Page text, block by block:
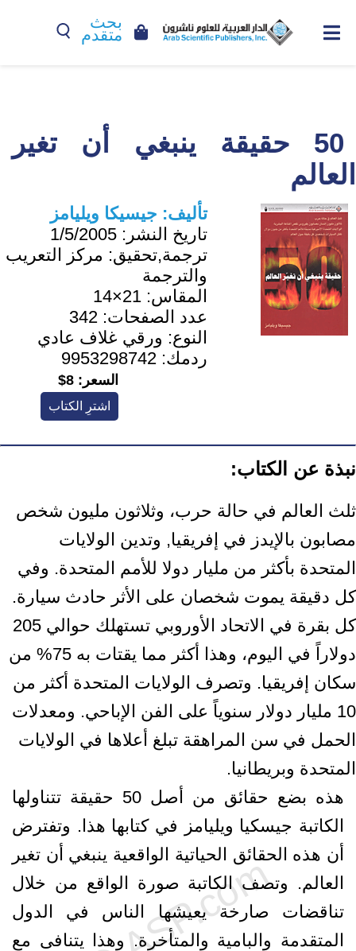
بحث
متقدم
50 حقيقة ينبغي أن تغير
العالم
تأليف: جيسيكا ويليامز
تاريخ النشر: 1/5/2005
ترجمة,تحقيق: مركز التعريب
والترجمة
المقاس: 21×14
عدد الصفحات: 342
النوع: ورقي غلاف عادي
ردمك: 9953298742
السعر: 8$
اشترِ الكتاب
نبذة عن الكتاب:
ثلث العالم في حالة حرب، وثلاثون مليون شخص
مصابون بالإيدز في إفريقيا, وتدين الولايات
المتحدة بأكثر من مليار دولا للأمم المتحدة. وفي
كل دقيقة يموت شخصان على الأثر حادث سيارة.
كل بقرة في الاتحاد الأوروبي تستهلك حوالي 205
دولاراً في اليوم، وهذا أكثر مما يقتات به 75% من
سكان إفريقيا. وتصرف الولايات المتحدة أكثر من
10 مليار دولار سنوياً على الفن الإباحي. ومعدلات
الحمل في سن المراهقة تبلغ أعلاها في الولايات
المتحدة وبريطانيا.
هذه بضع حقائق من أصل 50 حقيقة تتناولها
الكاتبة جيسكيا ويليامز في كتابها هذا. وتفترض
أن هذه الحقائق الحياتية الواقعية ينبغي أن تغير
العالم. وتصف الكاتبة صورة الواقع من خلال
تناقضات صارخة يعيشها الناس في الدول
المتقدمة والبامية والمتأخرة. وهذا يتنافى مع